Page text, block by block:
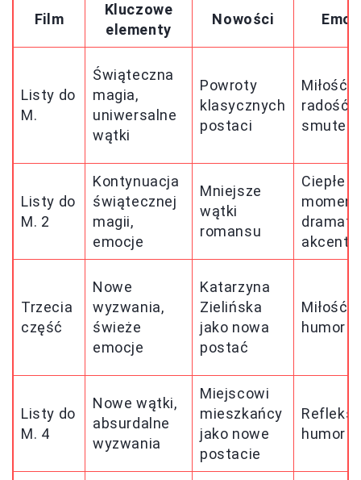
Film
Kluczowe
elementy
Nowości
Listy do
M.
Świąteczna
magia,
uniwersalne
wątki
Powroty
klasycznych
postaci
Miłość,
radość,
smutek
Listy do
M. 2
Kontynuacja
świątecznej
magii,
emocje
Mniejsze
wątki
romansu
Ciepłe
akcenty
Trzecia
część
Nowe
wyzwania,
świeże
emocje
Katarzyna
Zielińska
jako nowa
postać
Miłość i
humor
Listy do
M. 4
Nowe wątki,
absurdalne
wyzwania
Miejscowi
mieszkańcy
jako nowe
postacie
humor